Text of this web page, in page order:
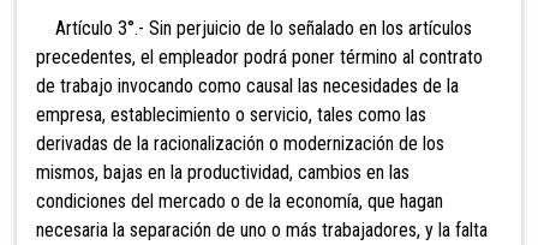
Artículo 3°.- Sin perjuicio de lo señalado en los artículos
precedentes, el empleador podrá poner término al contrato
de trabajo invocando como causal las necesidades de la
empresa, establecimiento o servicio, tales como las
derivadas de la racionalización o modernización de los
mismos, bajas en la productividad, cambios en las
condiciones del mercado o de la economía, que hagan
necesaria la separación de uno o más trabajadores, y la falta